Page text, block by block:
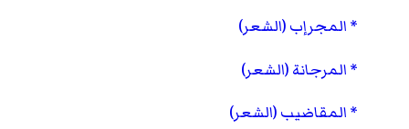
المجرإب (الشعر)
المرجانة (الشعر)
المقاضيب (الشعر)